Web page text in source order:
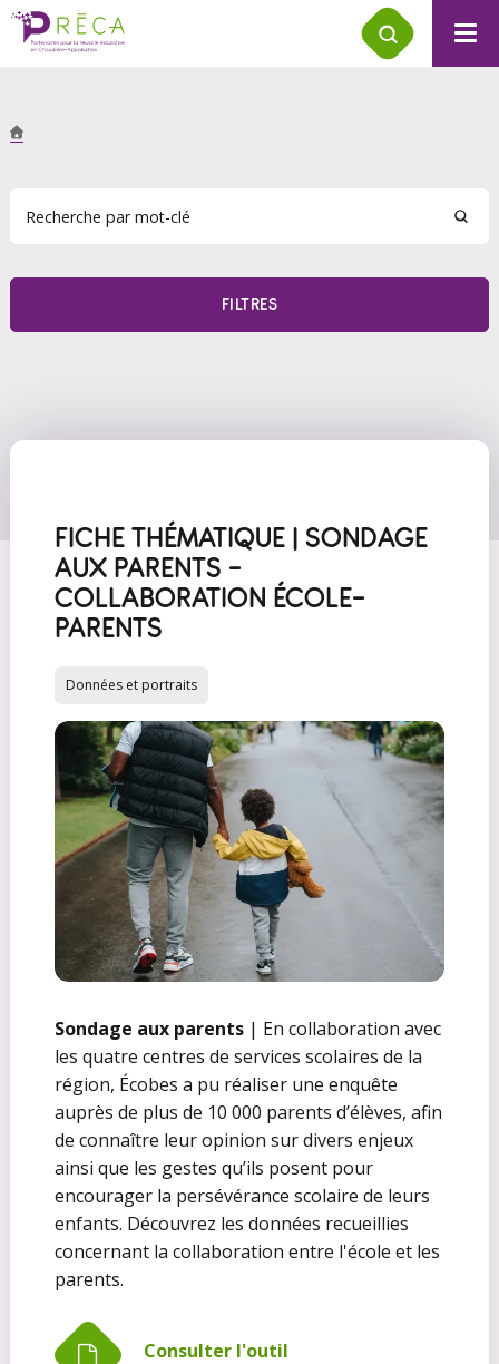
FILTRES
FICHE THÉMATIQUE | SONDAGE
AUX PARENTS -
COLLABORATION ÉCOLE-
PARENTS
Données et portraits
Sondage aux parents| En collaboration avec
les quatre centres de services scolaires de la
région, Écobes a pu réaliser une enquête
auprès de plus de 10 000 parents d’élèves, afin
de connaître leur opinion sur divers enjeux
ainsi que les gestes qu’ils posent pour
encourager la persévérance scolaire de leurs
enfants. Découvrez les données recueillies
concernant la collaboration entre l'école et les
parents.
Consulter l'outil